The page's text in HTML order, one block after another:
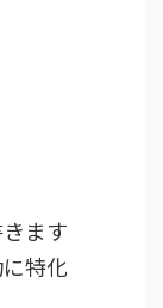
ます
特化